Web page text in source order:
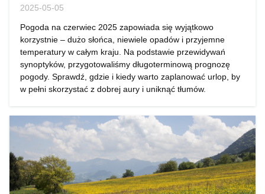
2025-05-05
Pogoda na czerwiec 2025 zapowiada się wyjątkowo
korzystnie – dużo słońca, niewiele opadów i przyjemne
temperatury w całym kraju. Na podstawie przewidywań
synoptyków, przygotowaliśmy długoterminową prognozę
pogody. Sprawdź, gdzie i kiedy warto zaplanować urlop, by
w pełni skorzystać z dobrej aury i uniknąć tłumów.